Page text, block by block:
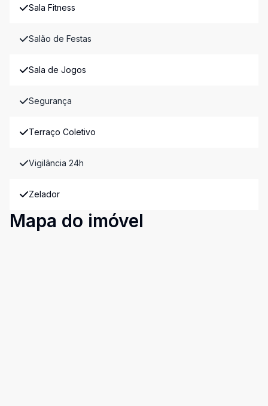
Sala Fitness
Salão de Festas
Sala de Jogos
Segurança
Terraço Coletivo
Vigilância 24h
Zelador
Mapa do imóvel